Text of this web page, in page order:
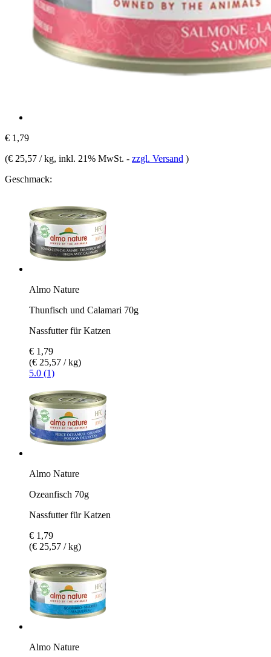
€ 1,79
(€ 25,57 / kg, inkl. 21% MwSt. - zzgl. Versand )
Geschmack:
Almo Nature
Thunfisch und Calamari 70g
Nassfutter für Katzen
€ 1,79
(€ 25,57 / kg)
5.0 (1)
Almo Nature
Ozeanfisch 70g
Nassfutter für Katzen
€ 1,79
(€ 25,57 / kg)
Almo Nature